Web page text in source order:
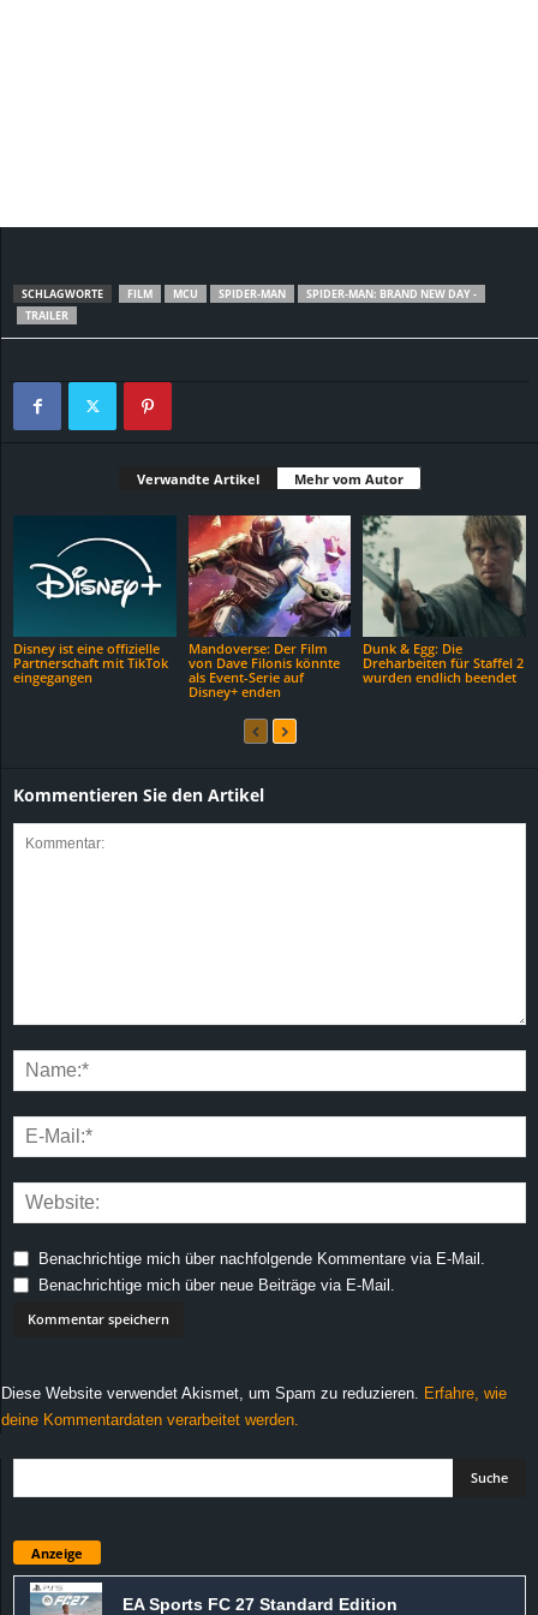
SCHLAGWORTE FILM MCU SPIDER-MAN
SPIDER-MAN: BRAND NEW DAY -
TRAILER
Verwandte Artikel Mehr vom Autor
Disney ist eine offizielle
Partnerschaft mit TikTok
eingegangen
Mandoverse: Der Film
von Dave Filonis könnte
als Event-Serie auf
Disney+ enden
Dunk & Egg: Die
Dreharbeiten für Staffel 2
wurden endlich beendet
Kommentieren Sie den Artikel
Benachrichtige mich über nachfolgende Kommentare via E-Mail.
Benachrichtige mich über neue Beiträge via E-Mail.
Diese Website verwendet Akismet, um Spam zu reduzieren. Erfahre, wie
deine Kommentardaten verarbeitet werden.
Anzeige
EA Sports FC 27 Standard Edition